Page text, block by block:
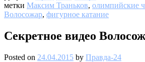
метки Максим Траньков, олимпийские
Волосожар, фигурное катание
Секретное видео
Posted on 24.04.2015 by Правда-24